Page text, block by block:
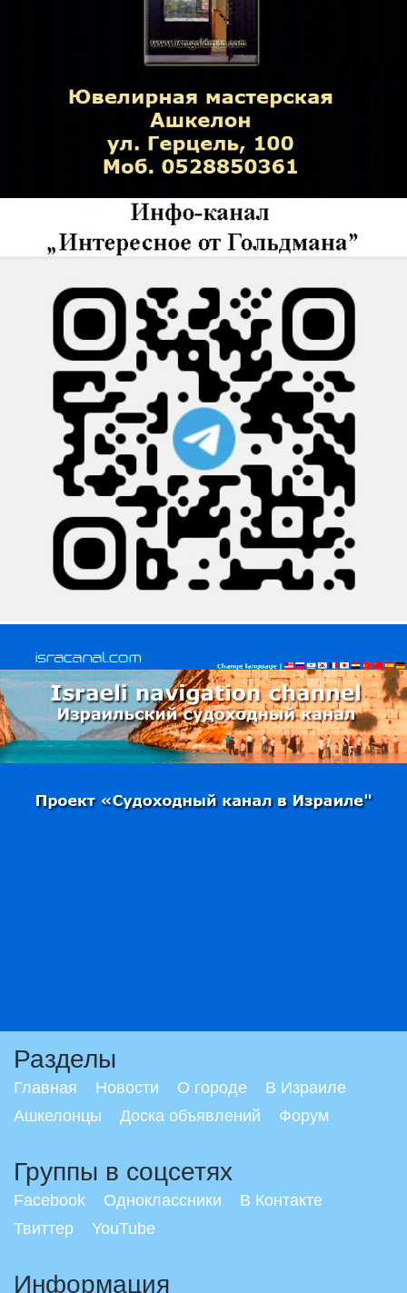
Разделы
Главная Новости О городе
В Израиле
Ашкелонцы
Доска объявлений Форум
Группы в соцсетях
Facebook Одноклассники
В Контакте
Твиттер
YouTube
Информация